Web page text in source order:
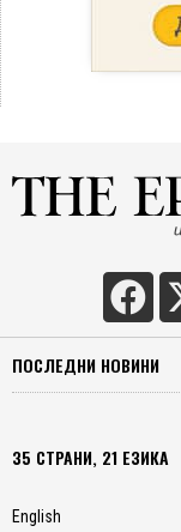
ПОСЛЕДНИ НОВИНИ
35 СТРАНИ, 21 ЕЗИКА
English